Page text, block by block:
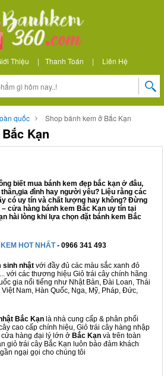
Thiệu | Thanh Toán | Liên Hệ
quốc Shop bánh kem ở Bắc Kạn
Kạn
biết mua bánh kem đẹp bắc kạn ở đâu,
đình hay người yêu? Liệu rằng các
có uy tín và chất lượng hay không? Đừng
– cửa hàng bánh kem Bắc Kạn uy tín tại
hài lòng khi lựa chọn đặt bánh kem Bắc
HOT NHẤT- 0966 341 493
sinh nhật với đầy đủ các màu sắc xanh đỏ
với các thương hiệu Giỏ trái cây chính hãng
gia nổi tiếng như Nhật Bản, Đài Loan, Thái
Nam, Hàn Quốc, Nga, Mỹ, Pháp, Đức,
Bắc Kạn là nhà cung cấp & phân phối
cao cấp chính hiệu, Giỏ trái cây hàng nhập
hàng đại lý lớn ở Bắc Kạn và trên toàn
giỏ trái cây Bắc Kạn luôn bảo đảm khách
ngại gọi cho chúng tôi